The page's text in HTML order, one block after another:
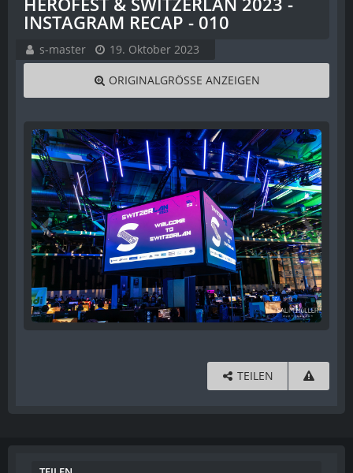
INSTAGRAM RECAP - 010
s-master 19. Oktober 2023
ORIGINALGRÖSSE ANZEIGEN
TEILEN